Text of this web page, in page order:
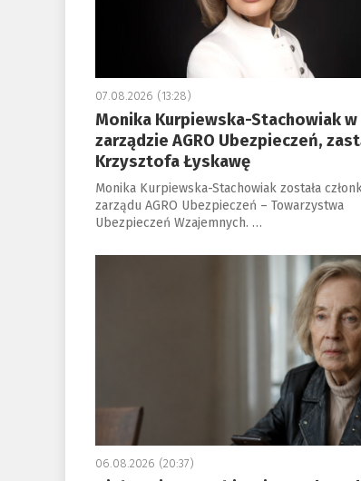
07.08.2026 (13:28)
Monika Kurpiewska-Stachowiak w
zarządzie AGRO Ubezpieczeń,
Krzysztofa Łyskawę
Monika Kurpiewska-Stachowiak została
zarządu AGRO Ubezpieczeń – Towarzystwa
Ubezpieczeń Wzajemnych. …
a
06.08.2026 (20:37)